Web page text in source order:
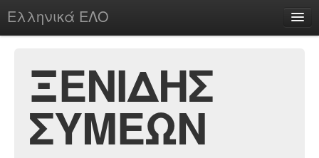
Ελληνικά ΕΛΟ
chesstu.be @ discord
Login
ΞΕΝΙΔΗΣ
ΣΥΜΕΩΝ